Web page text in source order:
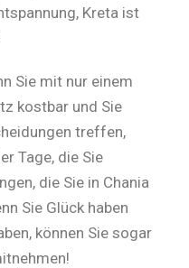
Kreta ist
Sie mit nur einem
kostbar und Sie
treffen,
Tage, die Sie
die Sie in Chania
Sie Glück haben
können Sie sogar